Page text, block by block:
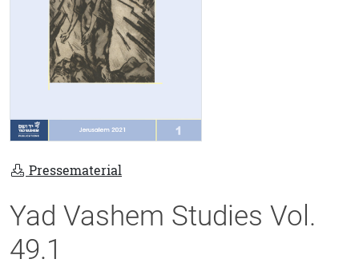
Pressematerial
Yad Vashem Studies Vol.
49.1